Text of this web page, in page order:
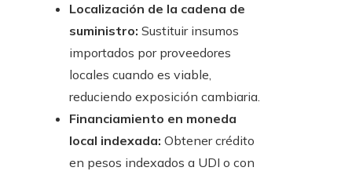
Localización de la cadena de
suministro: Sustituir insumos
importados por proveedores
locales cuando es viable,
reduciendo exposición cambiaria.
Financiamiento en moneda
local indexada: Obtener crédito
en pesos indexados a UDI o con